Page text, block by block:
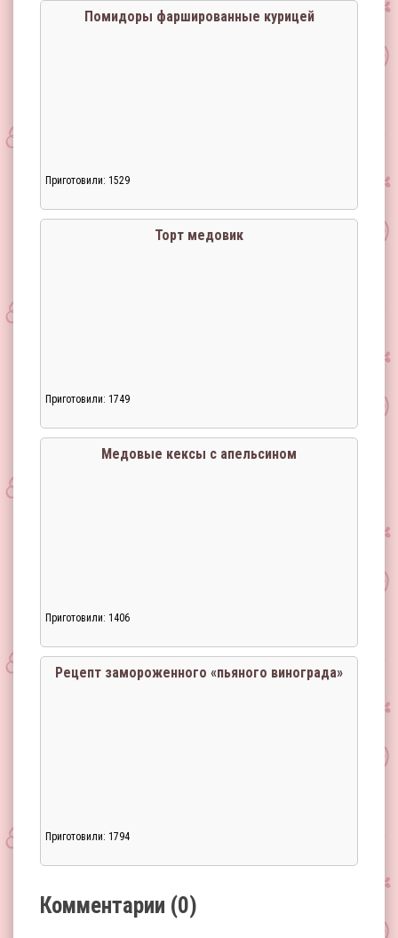
Помидоры фаршированные курицей
Приготовили: 1529
Торт медовик
Приготовили: 1749
Медовые кексы с апельсином
Приготовили: 1406
Рецепт замороженного «пьяного винограда»
Приготовили: 1794
Комментарии (0)